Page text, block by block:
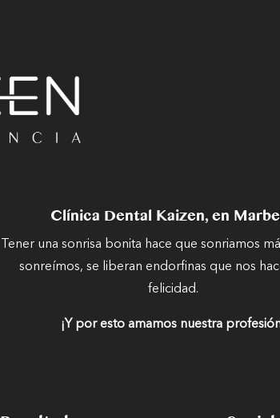
Clínica Dental Kaizen, en
Tener una sonrisa bonita hace que sonriamos
sonreímos, se liberan endorfinas que nos
felicidad.
¡Y por esto amamos nuestra